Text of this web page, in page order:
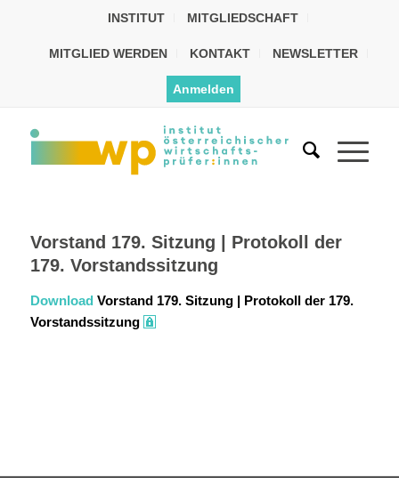
INSTITUT MITGLIEDSCHAFT
MITGLIED WERDEN KONTAKT NEWSLETTER
Anmelden
Vorstand 179. Sitzung | Protokoll der
179. Vorstandssitzung
Download Vorstand 179. Sitzung | Protokoll der 179.
Vorstandssitzung